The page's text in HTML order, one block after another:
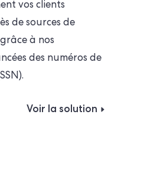
vos clients
de sources de
à nos
des numéros de
Voir la solution